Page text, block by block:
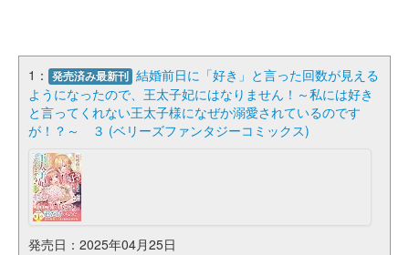
1： 発売済み最新刊 結婚前日に「好き」と言った回数が見える
ようになったので、王太子妃にはなりません！～私には好き
と言ってくれない王太子様になぜか溺愛されているのです
が！？～ ３ (ベリーズファンタジーコミックス)
発売日：2025年04月25日